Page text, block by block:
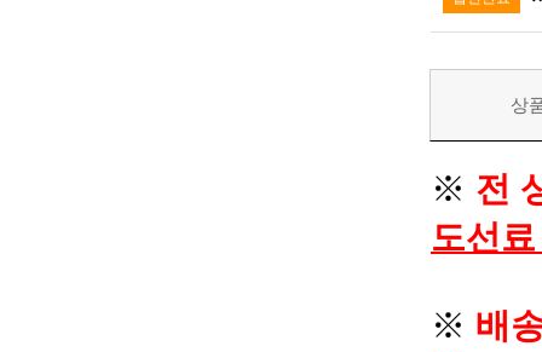
상
※ 전
도선
※ 배